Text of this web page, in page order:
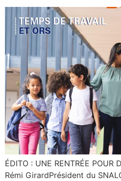
ÉDITO : UNE RENTRÉE POUR
Rémi GirardPrésident du